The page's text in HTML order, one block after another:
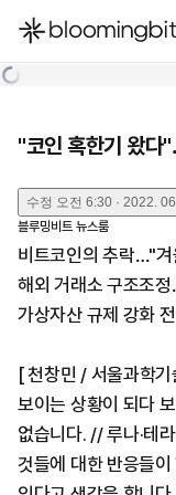
한국어
"코인 혹한기 왔다
수정 오전 6:30 · 2022.
블루밍비트 뉴스룸
비트코인의 추락…"
해외 거래소 구조조
가상자산 규제 강화
[ 천창민 / 서울과학
보이는 상황이 되다
없습니다. // 루나·테
것들에 대한 반응들